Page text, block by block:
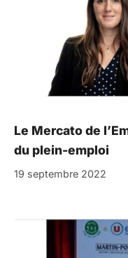
Le Mercato de
du plein-emploi
19 septembre 2022